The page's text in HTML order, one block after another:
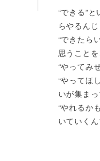
“できる”
らやるんじ
“できたら
思うことを
“やってみ
“やってほ
いが集まっ
“やれるか
いていくん